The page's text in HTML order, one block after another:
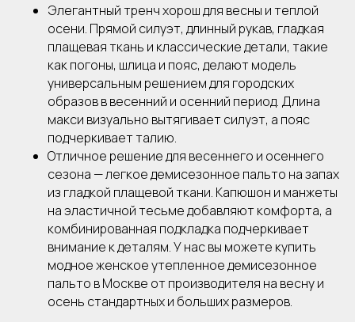
Элегантный тренч хорош для весны и теплой
осени. Прямой силуэт, длинный рукав, гладкая
плащевая ткань и классические детали, такие
как погоны, шлица и пояс, делают модель
универсальным решением для городских
образов в весенний и осенний период. Длина
макси визуально вытягивает силуэт, а пояс
подчеркивает талию.
Отличное решение для весеннего и осеннего
сезона — легкое демисезонное пальто на запах
из гладкой плащевой ткани. Капюшон и манжеты
на эластичной тесьме добавляют комфорта, а
комбинированная подкладка подчеркивает
внимание к деталям. У нас вы можете купить
модное женское утепленное демисезонное
пальто в Москве от производителя на весну и
осень стандартных и больших размеров.